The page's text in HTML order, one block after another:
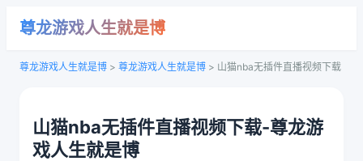
尊龙游戏人生就是博
尊龙游戏人生就是博 > 尊龙游戏人生就是博 > 山猫nba无插件直播视频下载
山猫nba无插件直播视频下载-尊龙游
戏人生就是博